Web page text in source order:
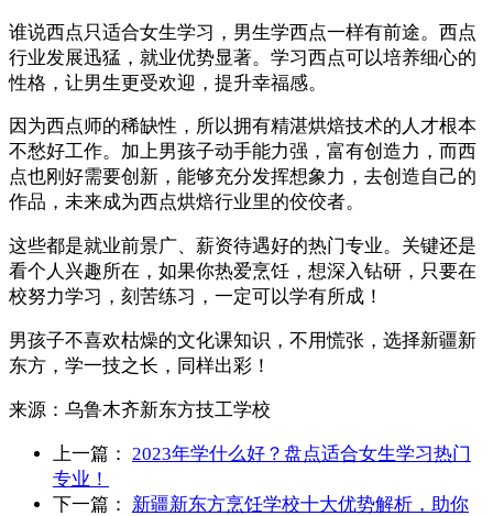
谁说西点只适合女生学习，男生学西点一样有前途。西点
行业发展迅猛，就业优势显著。学习西点可以培养细心的
性格，让男生更受欢迎，提升幸福感。
因为西点师的稀缺性，所以拥有精湛烘焙技术的人才根本
不愁好工作。加上男孩子动手能力强，富有创造力，而西
点也刚好需要创新，能够充分发挥想象力，去创造自己的
作品，未来成为西点烘焙行业里的佼佼者。
这些都是就业前景广、薪资待遇好的热门专业。关键还是
看个人兴趣所在，如果你热爱烹饪，想深入钻研，只要在
校努力学习，刻苦练习，一定可以学有所成！
男孩子不喜欢枯燥的文化课知识，不用慌张，选择新疆新
东方，学一技之长，同样出彩！
来源： 乌鲁木齐新东方技工学校
上一篇： 2023年学什么好？盘点适合女生学习热门
专业！
下一篇： 新疆新东方烹饪学校十大优势解析，助你